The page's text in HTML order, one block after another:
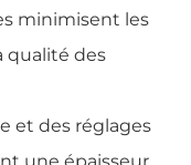
minimisent les
qualité des
et des réglages
une épaisseur